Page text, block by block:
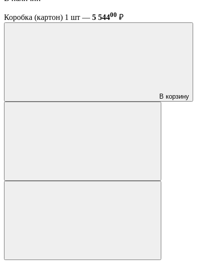
Коробка (картон) 1 шт — 5 54400 ₽
В корзину